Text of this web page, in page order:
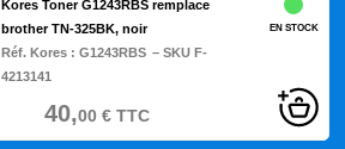
Kores Toner G1243RBS remplace
brother TN-325BK, noir
Réf. Kores : G1243RBS – SKU F-
4213141
EN STOCK
40,00€TTC